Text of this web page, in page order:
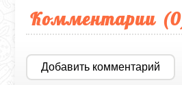
Комментарии (0
Добавить комментарий